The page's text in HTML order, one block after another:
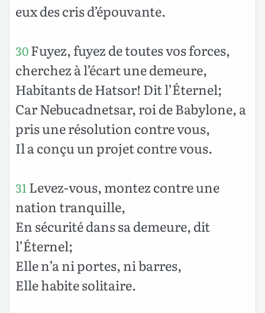
eux des cris d’épouvante.
30Fuyez, fuyez de toutes vos forces,
cherchez à l’écart une demeure,
Habitants de Hatsor! Dit l’Éternel;
Car Nebucadnetsar, roi de Babylone, a
pris une résolution contre vous,
Il a conçu un projet contre vous.
31 Levez-vous, montez contre une
nation tranquille,
En sécurité dans sa demeure, dit
l’Éternel;
Elle n’a ni portes, ni barres,
Elle habite solitaire.